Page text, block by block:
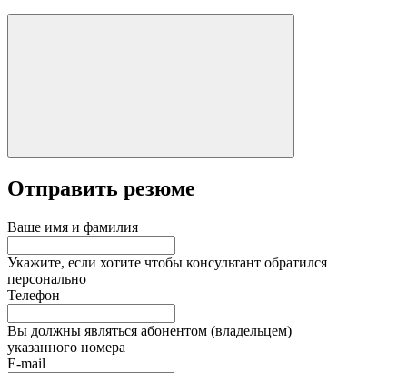
Отправить резюме
Ваше имя и фамилия
Укажите, если хотите чтобы консультант обратился
персонально
Телефон
Вы должны являться абонентом (владельцем)
указанного номера
E-mail